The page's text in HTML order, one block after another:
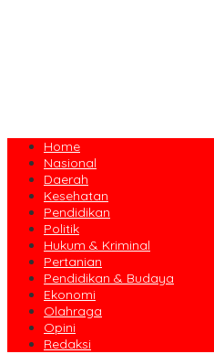
Home
Nasional
Daerah
Kesehatan
Pendidikan
Politik
Hukum & Kriminal
Pertanian
Pendidikan & Budaya
Ekonomi
Olahraga
Opini
Redaksi